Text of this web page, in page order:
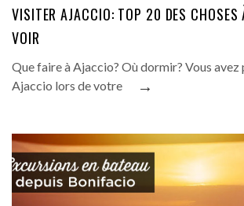
VISITER AJACCIO: TOP 20 DES CHOSES
VOIR
Que faire à Ajaccio? Où dormir? Vous
Ajaccio lors de votre
→